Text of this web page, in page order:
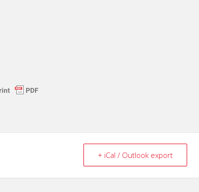
+ iCal / Outlook export